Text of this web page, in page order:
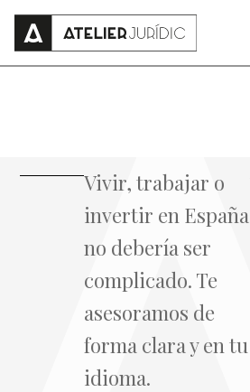
Vivir, trabajar o
invertir en España
no debería ser
complicado. Te
asesoramos de
forma clara y en tu
idioma.